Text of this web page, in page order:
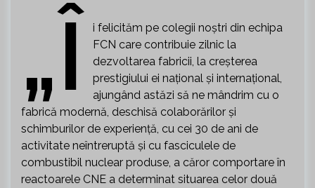
„Î
i felicităm pe colegii noștri din echipa
FCN care contribuie zilnic la
dezvoltarea fabricii, la creșterea
prestigiului ei național și internațional,
ajungând astăzi să ne mândrim cu o
fabrică modernă, deschisă colaborărilor și
schimburilor de experiență, cu cei 30 de ani de
activitate neîntreruptă și cu fasciculele de
combustibil nuclear produse, a căror comportare în
reactoarele CNE a determinat situarea celor două